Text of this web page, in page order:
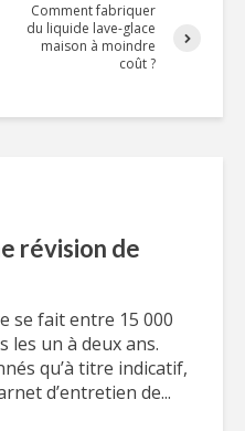
Comment fabriquer
du liquide lave-glace
maison à moindre
coût ?
révision de
se fait entre 15 000
les un à deux ans.
qu’à titre indicatif,
d’entretien de...